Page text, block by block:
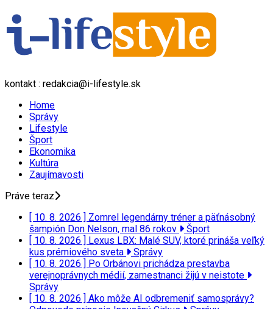
kontakt : redakcia@i-lifestyle.sk
Home
Správy
Lifestyle
Šport
Ekonomika
Kultúra
Zaujímavosti
Práve teraz
[ 10. 8. 2026 ] Zomrel legendárny tréner a päťnásobný
šampión Don Nelson, mal 86 rokov
Šport
[ 10. 8. 2026 ] Lexus LBX: Malé SUV, ktoré prináša veľký
kus prémiového sveta
Správy
[ 10. 8. 2026 ] Po Orbánovi prichádza prestavba
verejnoprávnych médií, zamestnanci žijú v neistote
Správy
[ 10. 8. 2026 ] Ako môže AI odbremeniť samosprávy?